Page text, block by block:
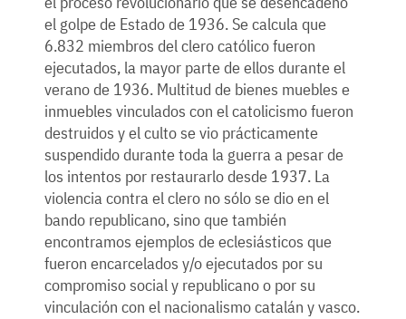
el golpe de Estado de 1936. Se calcula que
6.832 miembros del clero católico fueron
ejecutados, la mayor parte de ellos durante el
verano de 1936. Multitud de bienes muebles e
inmuebles vinculados con el catolicismo fueron
destruidos y el culto se vio prácticamente
suspendido durante toda la guerra a pesar de
los intentos por restaurarlo desde 1937. La
violencia contra el clero no sólo se dio en el
bando republicano, sino que también
encontramos ejemplos de eclesiásticos que
fueron encarcelados y/o ejecutados por su
compromiso social y republicano o por su
vinculación con el nacionalismo catalán y vasco.